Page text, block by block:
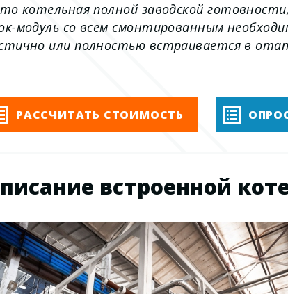
котельная полной заводской
модуль со всем смонтированным
или полностью встраивается в
РАССЧИТАТЬ СТОИМОСТЬ
встроенной